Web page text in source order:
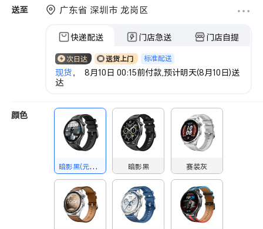
送至 广东省 深圳市 龙岗区
快递配送 门店急送 门店自提
次日达 送货上门 标准配送
现货， 8月10日 00:15前付款,预计明天(8月10日)送
达
颜色
暗影黑(元气版) 暗影黑 赛装灰